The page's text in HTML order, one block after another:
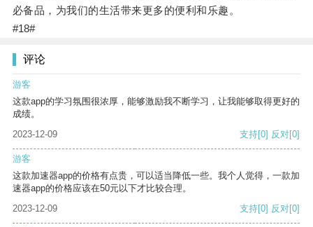
必备品，为我们的生活带来更多的便利和乐趣。
#18#
评论
游客
这款app的学习氛围很浓厚，能够激励我不断学习，让我能够取得更好的
成绩。
2023-12-09
支持[0] 反对[0]
游客
这款加速器app的价格有点贵，可以适当降低一些。我个人觉得，一款加
速器app的价格应该在50元以下才比较合理。
2023-12-09
支持[0] 反对[0]